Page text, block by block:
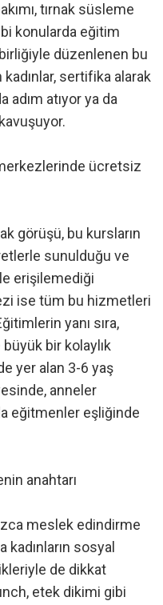
tırnak süsleme
konularda eğitim
düzenlenen bu
kadınlar, sertifika alarak
atıyor ya da
merkezlerinde ücretsiz
görüşü, bu kursların
sunulduğu ve
erişilemediği
ise tüm bu hizmetleri
yanı sıra,
bir kolaylık
yer alan 3-6 yaş
anneler
eğitmenler eşliğinde
anahtarı
meslek edindirme
kadınların sosyal
de dikkat
etek dikimi gibi